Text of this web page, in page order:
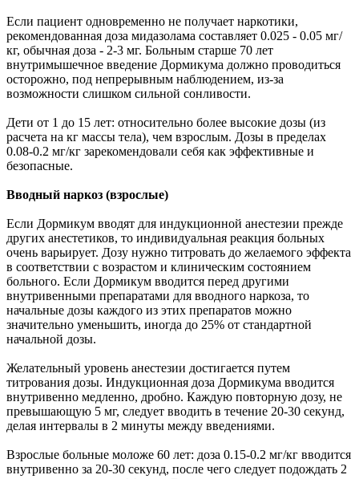
Если пациент одновременно не получает наркотики,
рекомендованная доза мидазолама составляет 0.025 - 0.05 мг/
кг, обычная доза - 2-3 мг. Больным старше 70 лет
внутримышечное введение Дормикума должно проводиться
осторожно, под непрерывным наблюдением, из-за
возможности слишком сильной сонливости.
Дети от 1 до 15 лет: относительно более высокие дозы (из
расчета на кг массы тела), чем взрослым. Дозы в пределах
0.08-0.2 мг/кг зарекомендовали себя как эффективные и
безопасные.
Вводный наркоз (взрослые)
Если Дормикум вводят для индукционной анестезии прежде
других анестетиков, то индивидуальная реакция больных
очень варьирует. Дозу нужно титровать до желаемого эффекта
в соответствии с возрастом и клиническим состоянием
больного. Если Дормикум вводится перед другими
внутривенными препаратами для вводного наркоза, то
начальные дозы каждого из этих препаратов можно
значительно уменьшить, иногда до 25% от стандартной
начальной дозы.
Желательный уровень анестезии достигается путем
титрования дозы. Индукционная доза Дормикума вводится
внутривенно медленно, дробно. Каждую повторную дозу, не
превышающую 5 мг, следует вводить в течение 20-30 секунд,
делая интервалы в 2 минуты между введениями.
Взрослые больные моложе 60 лет: доза 0.15-0.2 мг/кг вводится
внутривенно за 20-30 секунд, после чего следует подождать 2